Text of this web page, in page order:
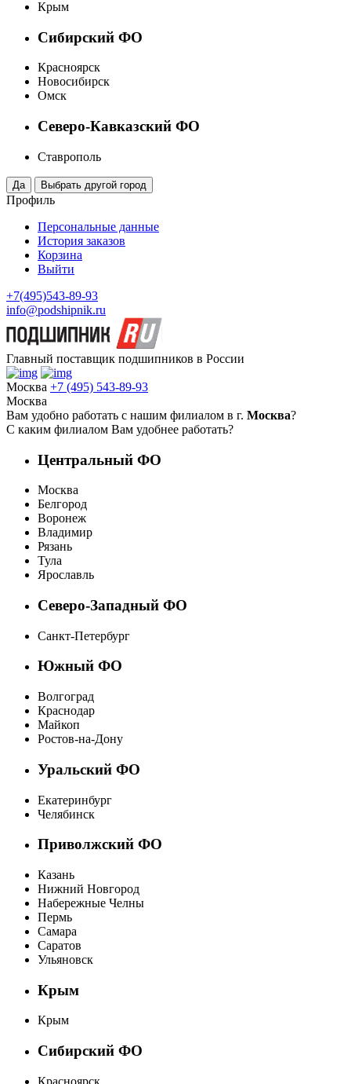
Крым
Сибирский ФО
Красноярск
Новосибирск
Омск
Северо-Кавказский ФО
Ставрополь
Профиль
Персональные данные
История заказов
Корзина
Выйти
+7(495)543-89-93
info@podshipnik.ru
Главный поставщик подшипников в России
Москва +7 (495) 543-89-93
Москва
Вам удобно работать с нашим филиалом в г. Москва?
С каким филиалом Вам удобнее работать?
Центральный ФО
Москва
Белгород
Воронеж
Владимир
Рязань
Тула
Ярославль
Северо-Западный ФО
Санкт-Петербург
Южный ФО
Волгоград
Краснодар
Майкоп
Ростов-на-Дону
Уральский ФО
Екатеринбург
Челябинск
Приволжский ФО
Казань
Нижний Новгород
Набережные Челны
Пермь
Самара
Саратов
Ульяновск
Крым
Крым
Сибирский ФО
Красноярск